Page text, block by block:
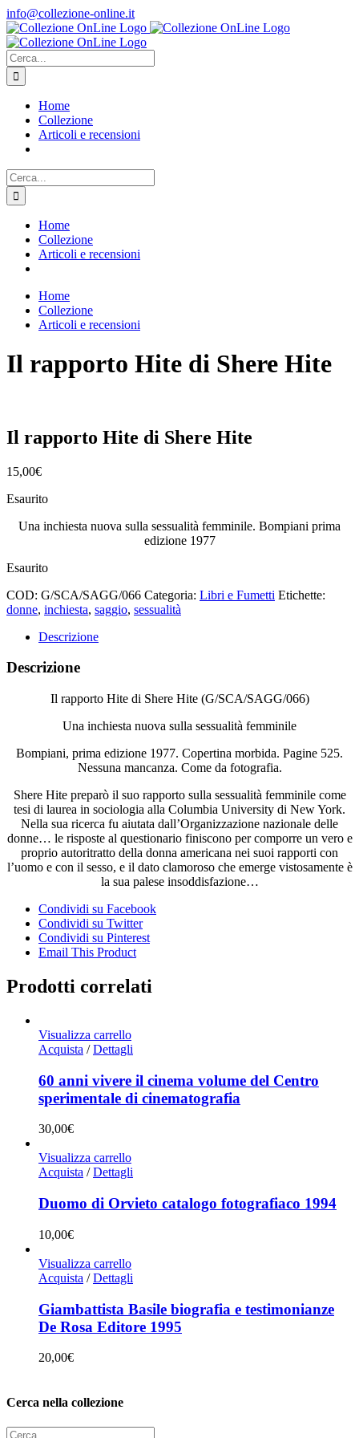
Salta
al
contenuto
info@collezione-online.it
Cerca
per:
Home
Collezione
Articoli e recensioni
Cerca
per:
Home
Collezione
Articoli e recensioni
Home
Collezione
Articoli e recensioni
Il rapporto Hite di Shere Hite
Il rapporto Hite di Shere Hite
15,00€
Esaurito
Una inchiesta nuova sulla sessualità femminile. Bompiani prima
edizione 1977
Esaurito
COD: G/SCA/SAGG/066 Categoria: Libri e Fumetti Etichette:
donne, inchiesta, saggio, sessualità
Descrizione
Descrizione
Il rapporto Hite di Shere Hite (G/SCA/SAGG/066)
Una inchiesta nuova sulla sessualità femminile
Bompiani, prima edizione 1977. Copertina morbida. Pagine 525.
Nessuna mancanza. Come da fotografia.
Shere Hite preparò il suo rapporto sulla sessualità femminile come
tesi di laurea in sociologia alla Columbia University di New York.
Nella sua ricerca fu aiutata dall’Organizzazione nazionale delle
donne… le risposte al questionario finiscono per comporre un vero e
proprio autoritratto della donna americana nei suoi rapporti con
l’uomo e con il sesso, e il dato clamoroso che emerge vistosamente è
la sua palese insoddisfazione…
Condividi su Facebook
Condividi su Twitter
Condividi su Pinterest
Email This Product
Prodotti correlati
Visualizza carrello
Acquista / Dettagli
60 anni vivere il cinema volume del Centro
sperimentale di cinematografia
30,00€
Visualizza carrello
Acquista / Dettagli
Duomo di Orvieto catalogo fotografiaco 1994
10,00€
Visualizza carrello
Acquista / Dettagli
Giambattista Basile biografia e testimonianze
De Rosa Editore 1995
20,00€
Cerca nella collezione
Cerca